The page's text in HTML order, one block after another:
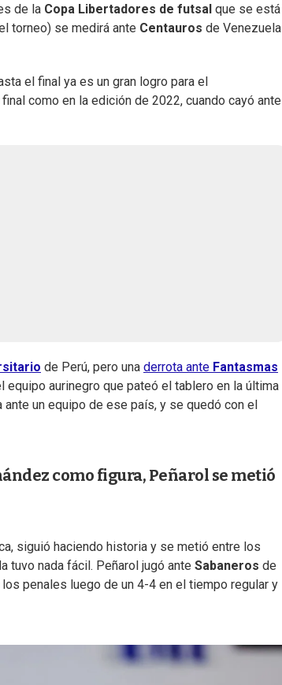
de la Copa Libertadores de futsal que se está
torneo) se medirá ante Centauros de Venezuela
el final ya es un gran logro para el
como en la edición de 2022, cuando cayó ante
de Perú, pero una derrota ante Fantasmas
aurinegro que pateó el tablero en la última
un equipo de ese país, y se quedó con el
como figura, Peñarol se metió
siguió haciendo historia y se metió entre los
tuvo nada fácil. Peñarol jugó ante Sabaneros de
penales luego de un 4-4 en el tiempo regular y